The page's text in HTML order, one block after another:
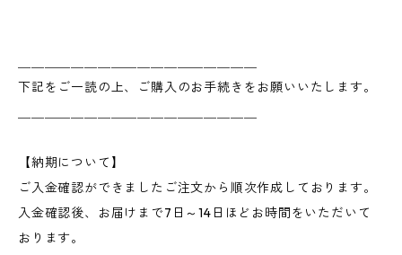
下記をご一読の上、ご購入のお手続きをお願いいたします。
【納期について】
ご入金確認ができましたご注文から順次作成しております。
入金確認後、お届けまで7日～14日ほどお時間をいただいて
おります。